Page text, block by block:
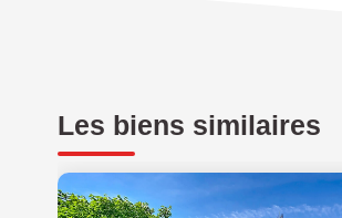
Les biens similaires